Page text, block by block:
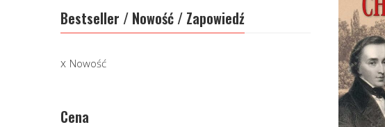
Bestseller / Nowość / Zapowiedź
Nowość
Cena